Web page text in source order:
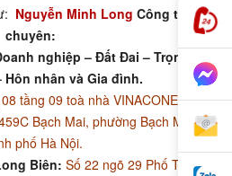
Nguyễn Minh Long Công ty luật
chuyên:
nghiệp – Đất Đai – Trọng tài
nhân và Gia đình.
tầng 09 toà nhà VINACONEX
Bạch Mai, phường Bạch Mai,
phố Hà Nội.
Biên: Số 22 ngõ 29 Phố Trạm,